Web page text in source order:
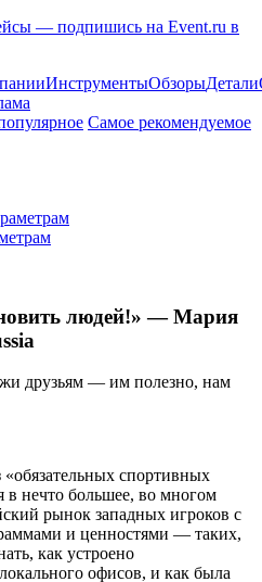
— подпишись на Event.ru в
ИнструментыОбзорыДетали
Самое рекомендуемое
людей!» — Мария
друзьям — им полезно, нам
спортивных
нечто большее, во многом
рынок западных игроков с
и ценностями — таких,
как устроено
офисов, и как была